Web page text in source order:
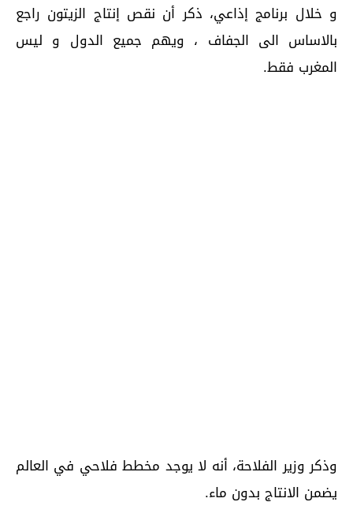
و خلال برنامج إذاعي، ذكر أن نقص إنتاج الزيتون راجع
بالاساس الى الجفاف ، ويهم جميع الدول و ليس
المغرب فقط.
وذكر وزير الفلاحة، أنه لا يوجد مخطط فلاحي في العالم
يضمن الانتاج بدون ماء.